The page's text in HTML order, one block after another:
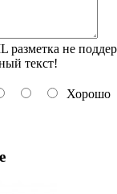
разметка не
текст!
Хорошо